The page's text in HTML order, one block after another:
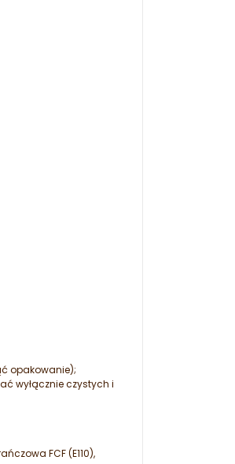
opakowanie);
wyłącznie czystych i
FCF (E110),